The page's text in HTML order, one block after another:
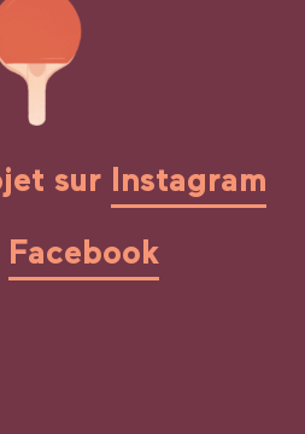
sur Instagram
Facebook